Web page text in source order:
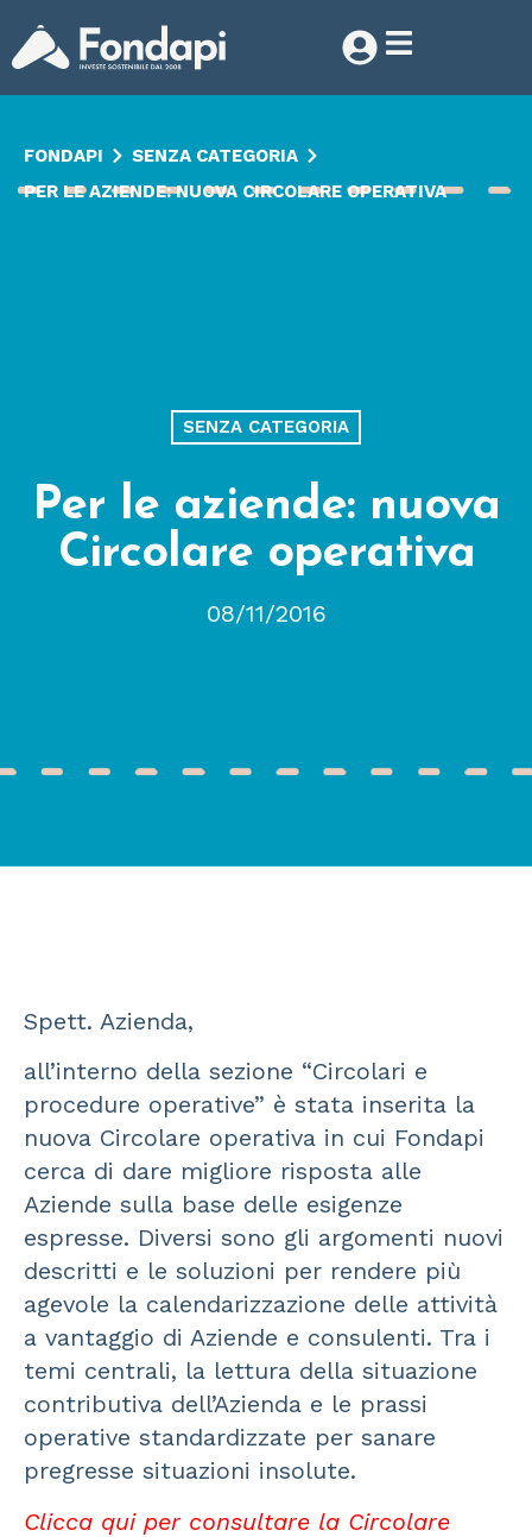
FONDAPI
SENZA CATEGORIA
PER LE AZIENDE: NUOVA CIRCOLARE OPERATIVA
SENZA CATEGORIA
Per le aziende: nuova
Circolare operativa
08/11/2016
Spett. Azienda,
all’interno della sezione “Circolari e
procedure operative” è stata inserita la
nuova Circolare operativa in cui Fondapi
cerca di dare migliore risposta alle
Aziende sulla base delle esigenze
espresse. Diversi sono gli argomenti nuovi
descritti e le soluzioni per rendere più
agevole la calendarizzazione delle attività
a vantaggio di Aziende e consulenti. Tra i
temi centrali, la lettura della situazione
contributiva dell’Azienda e le prassi
operative standardizzate per sanare
pregresse situazioni insolute.
Clicca qui per consultare la Circolare